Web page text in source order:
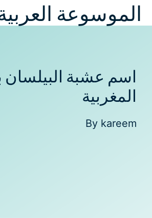
انتقلالموسوعة
اسم عشبة البيلسان
المغربية
By kareem